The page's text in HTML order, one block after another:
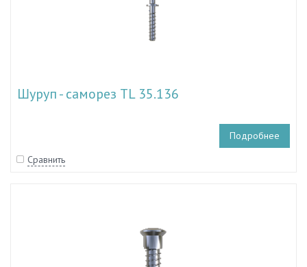
Шуруп - саморез TL 35.136
Подробнее
Сравнить